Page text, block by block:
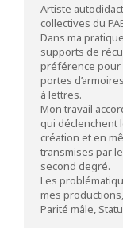
Artiste
collectives du
Dans ma
supports de
préférence pour
portes
à lettres.
Mon travail
qui déclenchent
création et en
transmises par
second degré.
Les
mes
Parité mâle,